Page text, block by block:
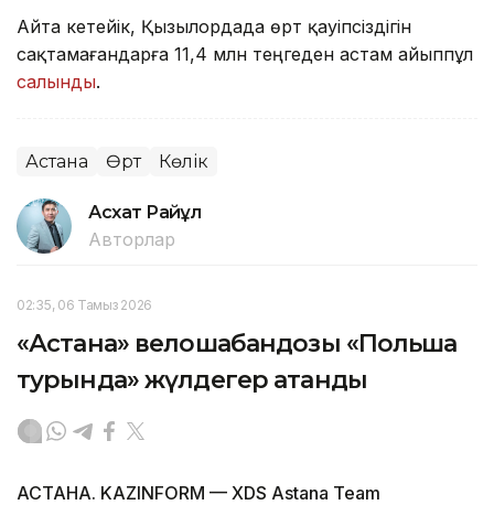
Айта кетейік, Қызылордада өрт қауіпсіздігін
сақтамағандарға 11,4 млн теңгеден астам айыппұл
салынды.
Астана Өрт Көлік
Асхат Райқұл
Авторлар
02:35, 06 Тамыз 2026
«Астана» велошабандозы «Польша
турында» жүлдегер атанды
АСТАНА. KAZINFORM — XDS Astana Team